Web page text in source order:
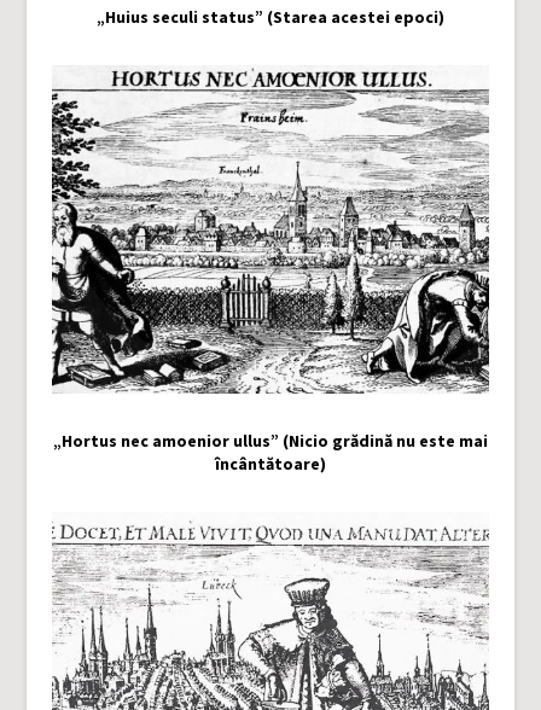
„Huius seculi status” (Starea acestei epoci)
„Hortus nec amoenior ullus” (Nicio grădină nu este mai
încântătoare)